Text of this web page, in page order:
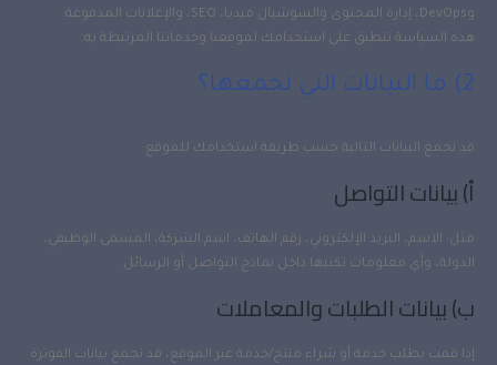
وDevOps، إدارة المحتوى والسوشيال ميديا، SEO، والإعلانات المدفوعة.
هذه السياسة تنطبق على استخدامك لموقعنا وخدماتنا المرتبطة به.
2) ما البيانات التي نجمعها؟
قد نجمع البيانات التالية حسب طريقة استخدامك للموقع:
أ) بيانات التواصل
مثل: الاسم، البريد الإلكتروني، رقم الهاتف، اسم الشركة، المسمى الوظيفي،
الدولة، وأي معلومات تكتبها داخل نماذج التواصل أو الرسائل.
ب) بيانات الطلبات والمعاملات
إذا قمت بطلب خدمة أو شراء منتج/خدمة عبر الموقع، قد نجمع بيانات الفوترة